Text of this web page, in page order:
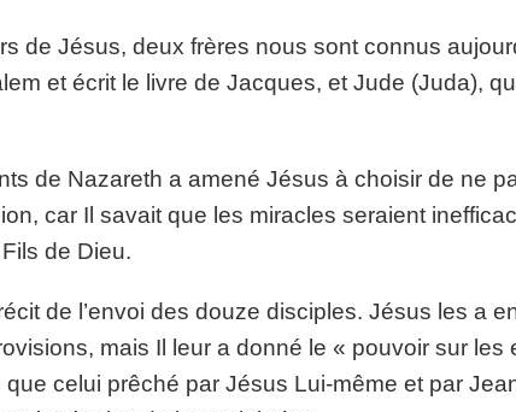
de Jésus, deux frères nous sont connus
et écrit le livre de Jacques, et Jude (Juda),
de Nazareth a amené Jésus à choisir de ne
car Il savait que les miracles seraient
de Dieu.
de l’envoi des douze disciples. Jésus les a
mais Il leur a donné le « pouvoir sur les
celui prêché par Jésus Lui-même et par